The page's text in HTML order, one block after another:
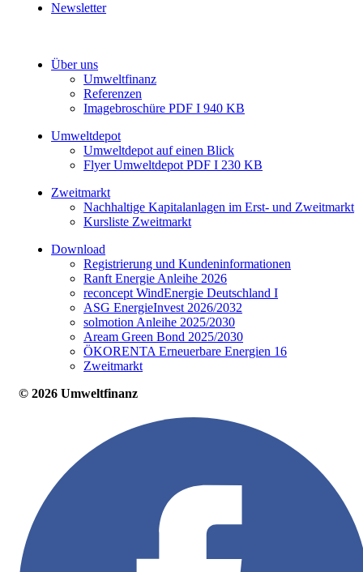
Newsletter
Über uns
Umweltfinanz
Referenzen
Imagebroschüre PDF I 940 KB
Umweltdepot
Umweltdepot auf einen Blick
Flyer Umweltdepot PDF I 230 KB
Zweitmarkt
Nachhaltige Kapitalanlagen im Erst- und Zweitmarkt
Kursliste Zweitmarkt
Download
Registrierung und Kundeninformationen
Ranft Energie Anleihe 2026
reconcept WindEnergie Deutschland I
ASG EnergieInvest 2026/2032
solmotion Anleihe 2025/2030
Aream Green Bond 2025/2030
ÖKORENTA Erneuerbare Energien 16
Zweitmarkt
© 2026 Umweltfinanz